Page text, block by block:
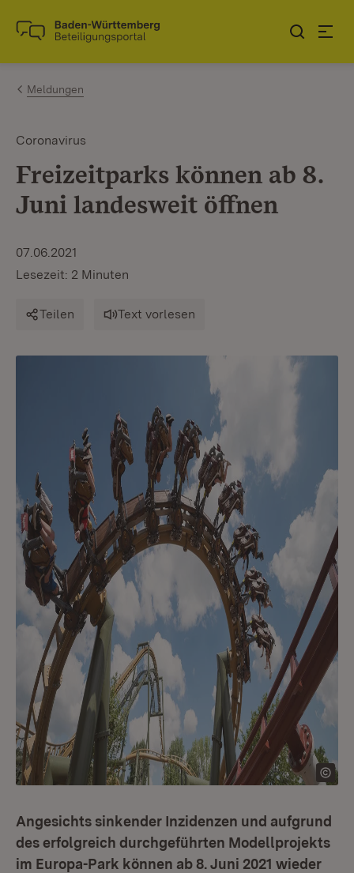
Zum Inhalt springen
Link zur Startseite
Meldungen
Coronavirus
Freizeitparks können ab 8.
Juni landesweit öffnen
07.06.2021
Lesezeit: 2 Minuten
Teilen Text vorlesen
Angesichts sinkender Inzidenzen und aufgrund
des erfolgreich durchgeführten Modellprojekts
im Europa-Park können ab 8. Juni 2021 wieder